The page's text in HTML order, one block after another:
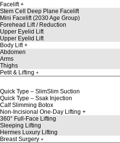
Facelift
Stem Cell Deep Plane Facelift
Mini Facelift (2030 Age Group)
Forehead Lift / Reduction
Upper Eyelid Lift
Upper Eyelid Lift
Body Lift
Abdomen
Arms
Thighs
Petit & Lifting
Quick Type – SlimSlim Suction
Quick Type – Ssak Injection
Calf Slimming Botox
Non-Incisional One-Day Lifting
360° Full-Face Lifting
Sleeping Lifting
Hermes Luxury Lifting
Breast Surgery